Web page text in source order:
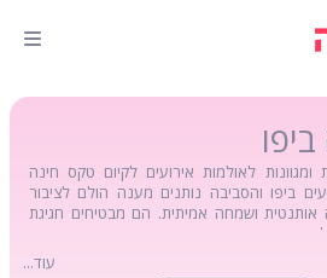
ומגוונות לאולמות אירועים לקיום טקס חינה
ביפו והסביבה נותנים מענה הולם לציבור
ושמחה אמיתית. הם מבטיחים חגיגת
פעם.
עוד...